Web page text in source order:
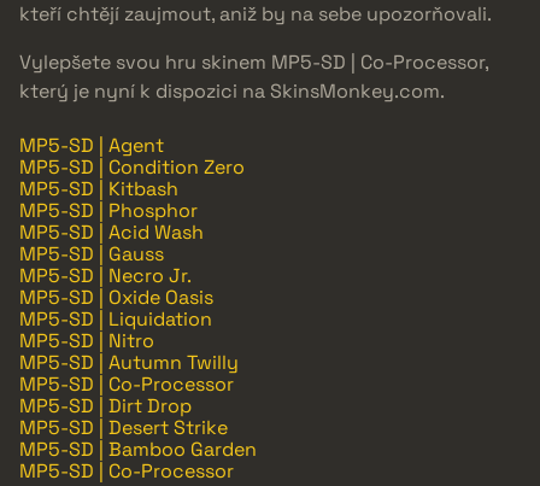
kteří chtějí zaujmout, aniž by na sebe upozorňovali.
Vylepšete svou hru skinem MP5-SD | Co-Processor,
který je nyní k dispozici na SkinsMonkey.com.
MP5-SD | Agent
MP5-SD | Condition Zero
MP5-SD | Kitbash
MP5-SD | Phosphor
MP5-SD | Acid Wash
MP5-SD | Gauss
MP5-SD | Necro Jr.
MP5-SD | Oxide Oasis
MP5-SD | Liquidation
MP5-SD | Nitro
MP5-SD | Autumn Twilly
MP5-SD | Co-Processor
MP5-SD | Dirt Drop
MP5-SD | Desert Strike
MP5-SD | Bamboo Garden
MP5-SD | Co-Processor